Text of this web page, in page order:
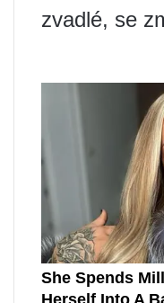
zvadlé, se